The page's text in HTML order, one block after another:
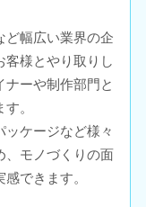
ど幅広い業界の企
客様とやり取りし
ーや制作部門と
。
ケージなど様々
、モノづくりの面
できます。